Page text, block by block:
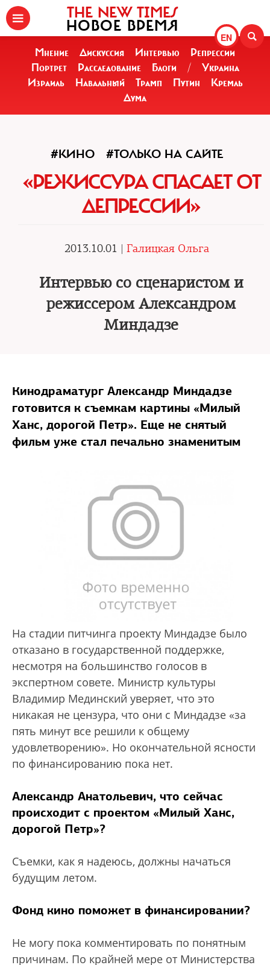
EN
THE NEW TIMES
НОВОЕ ВРЕМЯ
Мнение Дискуссия Интервью
Репрессии
Портрет
Расследование Блоги /
Украина
Израиль
Навальный Трамп Путин
Кремль
Дума
#КИНО #ТОЛЬКО НА САЙТЕ
«РЕЖИССУРА СПАСАЕТ ОТ
ДЕПРЕССИИ»
2013.10.01 | Галицкая Ольга
Интервью со сценаристом и
режиссером Александром
Миндадзе
Кинодраматург Александр Миндадзе
готовится к съемкам картины «Милый
Ханс, дорогой Петр». Еще не снятый
фильм уже стал печально знаменитым
На стадии питчинга проекту Миндадзе было
отказано в государственной поддержке,
несмотря на большинство голосов в
экспертном совете. Министр культуры
Владимир Мединский уверяет, что это
никакая не цензура, что они с Миндадзе «за
пять минут все решили к общему
удовлетворению». Но окончательной ясности
по финансированию пока нет.
Александр Анатольевич, что сейчас
происходит с проектом «Милый Ханс,
дорогой Петр»?
Съемки, как я надеюсь, должны начаться
будущим летом.
Фонд кино поможет в финансировании?
Не могу пока комментировать по понятным
причинам. По крайней мере от Министерства